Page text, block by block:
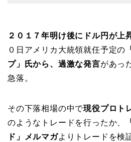
２０１７年明け後にドル円が上
０日アメリカ大統領就任予定の
プ」氏から、過激な発言があっ
急落。
その下落相場の中で現役プロト
のようなトレードを行ったか、
ド」メルマガよりトレードを検